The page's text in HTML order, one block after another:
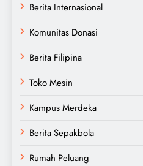
Berita Internasional
Komunitas Donasi
Berita Filipina
Toko Mesin
Kampus Merdeka
Berita Sepakbola
Rumah Peluang